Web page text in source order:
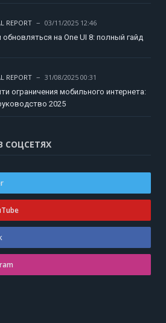
REPORT
03/11/2025 12:46
обновляться на One UI 8: полный гайд
REPORT
31/08/2025 00:31
ограничения мобильного интернета:
2025
СОЦСЕТЯХ